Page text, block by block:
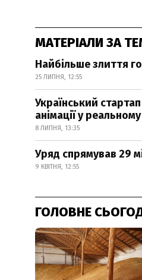
МАТЕРІАЛИ ЗА
Найбільше злиття
25 ЛИПНЯ, 12:55
Український
анімації у реальному
8 ЛИПНЯ, 13:35
Уряд спрямував 29
9 КВІТНЯ, 12:55
ГОЛОВНЕ